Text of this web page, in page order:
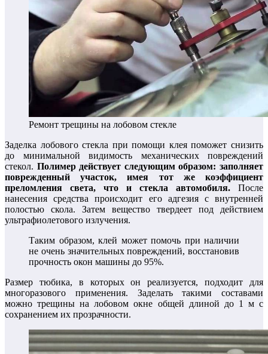
Ремонт трещины на лобовом стекле
Заделка лобового стекла при помощи клея поможет снизить
до минимальной видимость механических повреждений
стекол. Полимер действует следующим образом: заполняет
поврежденный участок, имея тот же коэффициент
преломления света, что и стекла автомобиля. После
нанесения средства происходит его адгезия с внутренней
полостью скола. Затем вещество твердеет под действием
ультрафиолетового излучения.
Таким образом, клей может помочь при наличии
не очень значительных повреждений, восстановив
прочность окон машины до 95%.
Размер тюбика, в которых он реализуется, подходит для
многоразового применения. Заделать такими составами
можно трещины на лобовом окне общей длиной до 1 м с
сохранением их прозрачности.